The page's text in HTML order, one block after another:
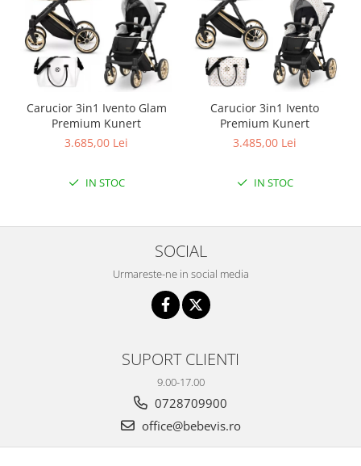
Carucior 3in1 Ivento Glam
Premium Kunert
3.685,00 Lei
IN STOC
Carucior 3in1 Ivento
Premium Kunert
3.485,00 Lei
IN STOC
SOCIAL
Urmareste-ne in social media
SUPORT CLIENTI
9.00-17.00
0728709900
office@bebevis.ro